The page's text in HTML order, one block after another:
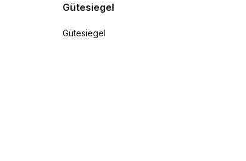
Gütesiegel
Gütesiegel